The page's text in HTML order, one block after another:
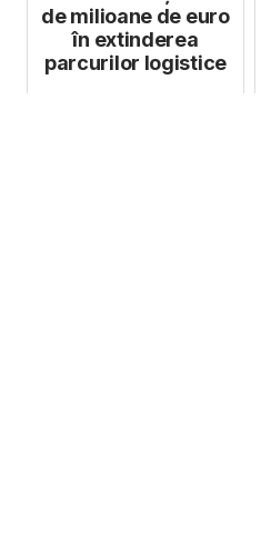
de milioane de euro
în extinderea
parcurilor logistice